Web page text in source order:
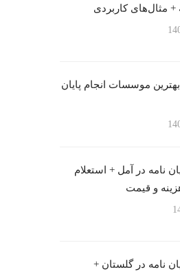
+ مثال‌های کاربردی
از بهترین موسسات انجام پایان
نامه در آمل + استعلام
و قیمت
نامه در گلستان +